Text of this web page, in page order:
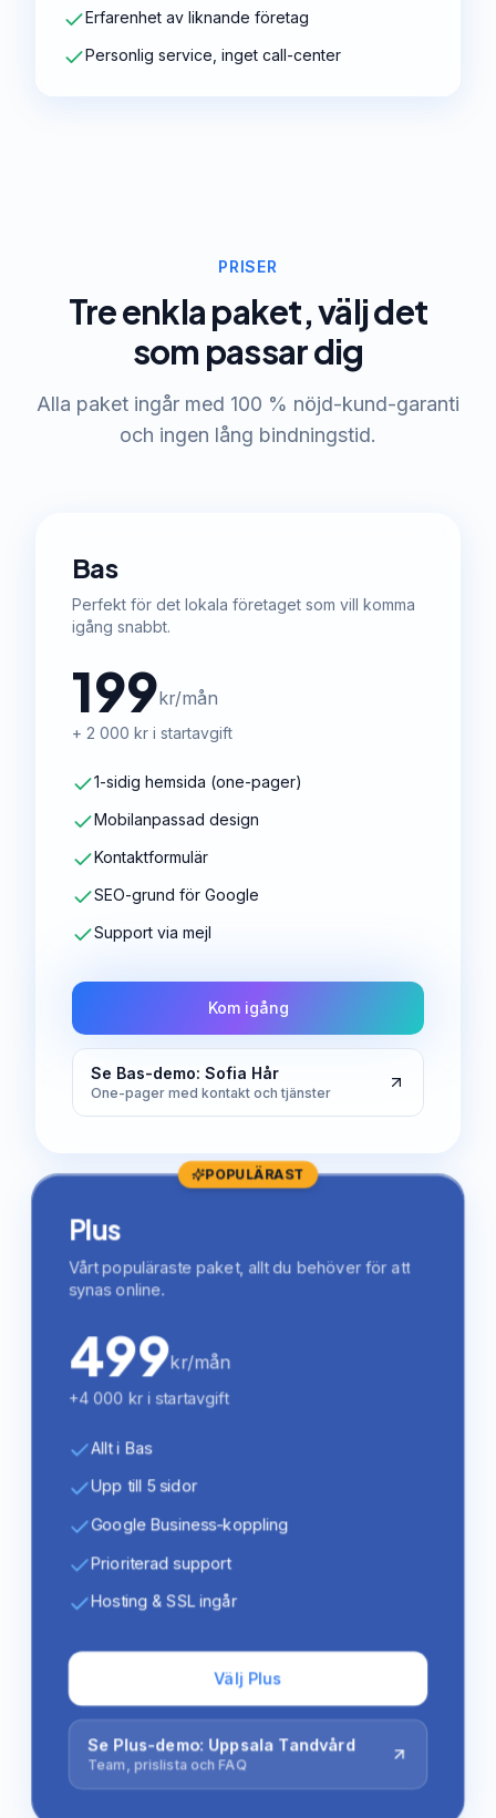
Erfarenhet av liknande företag
Personlig service, inget call-center
PRISER
Tre enkla paket, välj det
som passar dig
Alla paket ingår med 100 % nöjd-kund-garanti
och ingen lång bindningstid.
Bas
Perfekt för det lokala företaget som vill komma
igång snabbt.
199kr/mån
+ 2 000 kr i startavgift
1-sidig hemsida (one-pager)
Mobilanpassad design
Kontaktformulär
SEO-grund för Google
Support via mejl
Kom igång
Se Bas-demo: Sofia Hår
One-pager med kontakt och tjänster
POPULÄRAST
Plus
Vårt populäraste paket, allt du behöver för att
synas online.
499kr/mån
+4 000 kr i startavgift
Allt i Bas
Upp till 5 sidor
Google Business-koppling
Prioriterad support
Hosting & SSL ingår
Välj Plus
Se Plus-demo: Uppsala Tandvård
Team, prislista och FAQ